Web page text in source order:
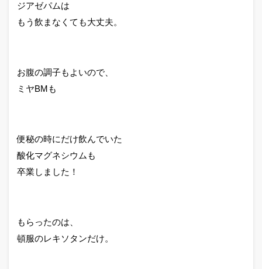
ジアゼパムは
もう飲まなくても大丈夫。
お腹の調子もよいので、
ミヤBMも
便秘の時にだけ飲んでいた
酸化マグネシウムも
卒業しました！
もらったのは、
頓服のレキソタンだけ。